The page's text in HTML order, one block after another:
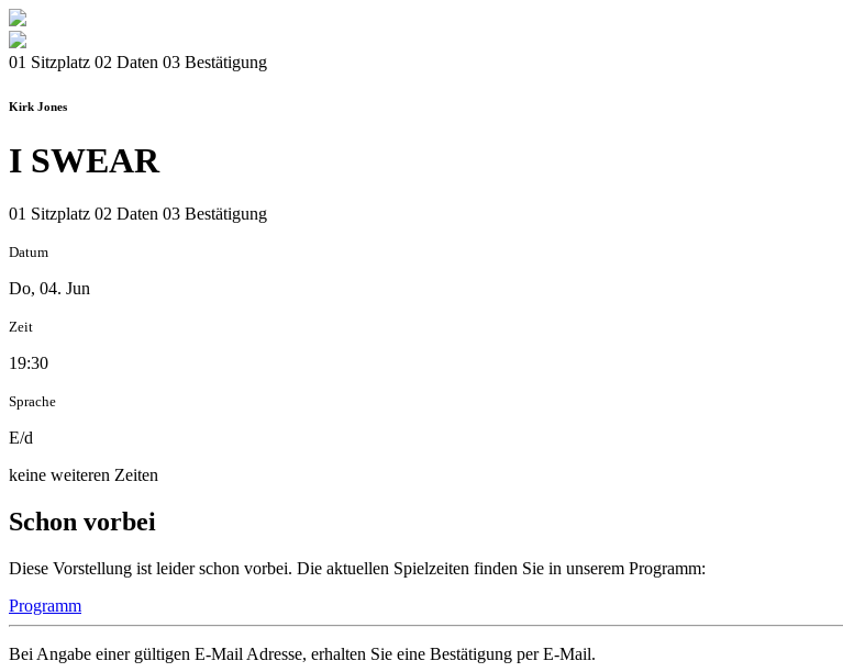
01 Sitzplatz 02 Daten 03 Bestätigung
Kirk Jones
I SWEAR
01 Sitzplatz 02 Daten 03 Bestätigung
Datum
Do, 04. Jun
Zeit
19:30
Sprache
E/d
keine weiteren Zeiten
Schon vorbei
Diese Vorstellung ist leider schon vorbei. Die aktuellen Spielzeiten finden Sie in unserem Programm:
Programm
Bei Angabe einer gültigen E-Mail Adresse, erhalten Sie eine Bestätigung per E-Mail.